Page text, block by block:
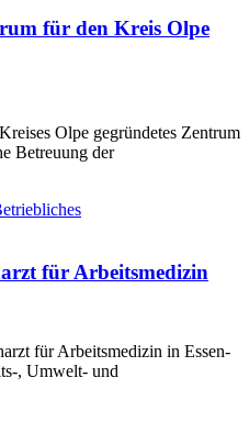
für den Kreis Olpe
Olpe gegründetes Zentrum
Betreuung der
für Arbeitsmedizin
für Arbeitsmedizin in Essen-
, Umwelt- und